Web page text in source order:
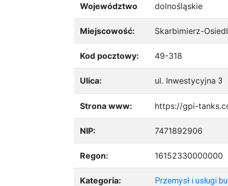
Województwo dolnośląskie
Miejscowość: Skarbimierz-
Kod pocztowy: 49-318
Ulica: ul. Inwestycyjna 3
Strona www: https://gpi-
NIP: 7471892906
Regon: 16152330000000
Kategoria: Przemysł i usługi